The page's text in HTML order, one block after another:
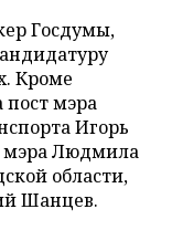
Госдумы,
Кроме
пост мэра
Игорь
мэра Людмила
области,
Шанцев.